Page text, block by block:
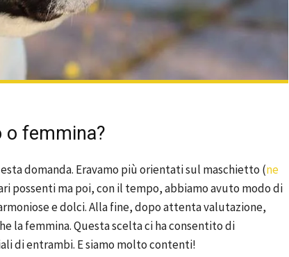
o femmina?
domanda. Eravamo più orientati sul maschietto (ne
possenti ma poi, con il tempo, abbiamo avuto modo di
e dolci. Alla fine, dopo attenta valutazione,
la femmina. Questa scelta ci ha consentito di
di entrambi. E siamo molto contenti!